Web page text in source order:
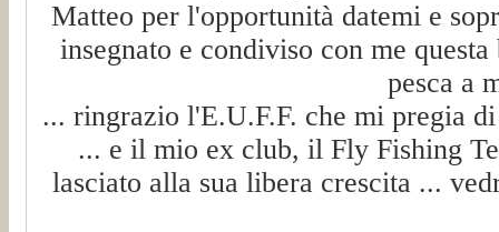
Matteo per l'opportunità datemi e
insegnato e condiviso con me
pesca a
... ringrazio l'E.U.F.F. che mi pregia
... e il mio ex club, il Fly Fishing
lasciato alla sua libera crescita ...